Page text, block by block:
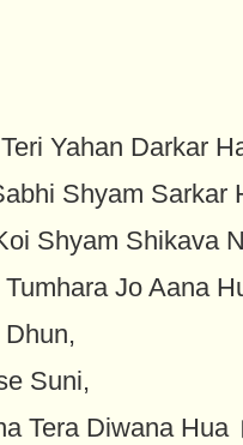
Yahan Darkar
Shyam Sarkar
Shyam Shikava
Jo Aana
Suni,
Tera Diwana Hua